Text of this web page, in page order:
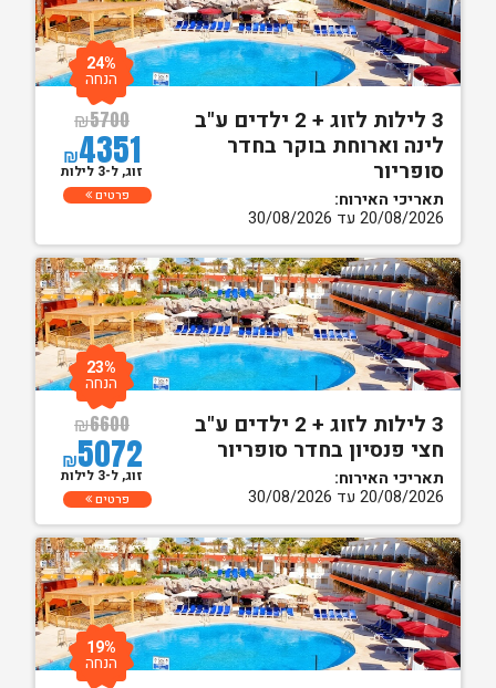
3 לילות לזוג + 2 ילדים ע"ב
לינה וארוחת בוקר בחדר
סופריור
תאריכי האירוח:
20/08/2026 עד 30/08/2026
₪5700
₪4351
24%
הנחה
זוג, ל-3 לילות
פרטים
3 לילות לזוג + 2 ילדים ע"ב
חצי פנסיון בחדר סופריור
תאריכי האירוח:
20/08/2026 עד 30/08/2026
₪6600
₪5072
23%
הנחה
זוג, ל-3 לילות
פרטים
19%
הנחה